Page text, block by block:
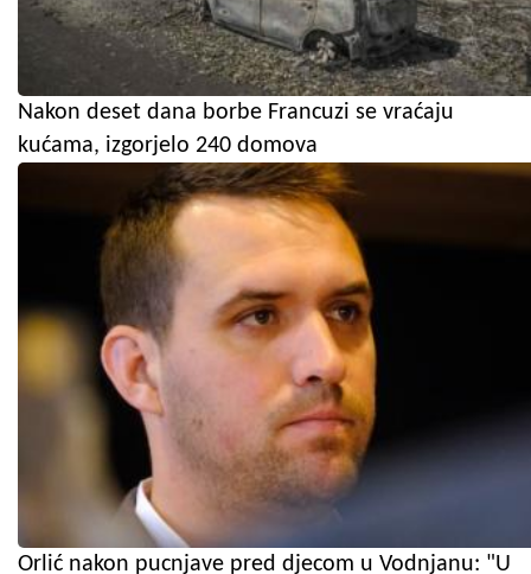
Nakon deset dana borbe Francuzi se vraćaju
kućama, izgorjelo 240 domova
Orlić nakon pucnjave pred djecom u Vodnjanu: "U